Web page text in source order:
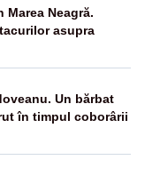
Marea Neagră.
asupra
Un bărbat
în timpul coborârii